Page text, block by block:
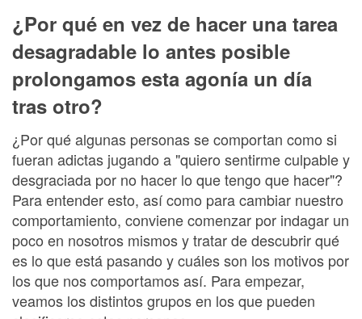
¿Por qué en vez de hacer una tarea
desagradable lo antes posible
prolongamos esta agonía un día
tras otro?
¿Por qué algunas personas se comportan como si
fueran adictas jugando a "quiero sentirme culpable y
desgraciada por no hacer lo que tengo que hacer"?
Para entender esto, así como para cambiar nuestro
comportamiento, conviene comenzar por indagar un
poco en nosotros mismos y tratar de descubrir qué
es lo que está pasando y cuáles son los motivos por
los que nos comportamos así. Para empezar,
veamos los distintos grupos en los que pueden